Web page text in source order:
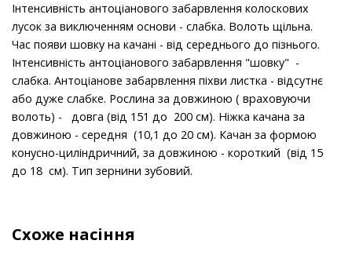
Інтенсивність антоціанового забарвлення колоскових
лусок за виключенням основи - слабка. Волоть щільна.
Час появи шовку на качані - від середнього до пізнього.
Інтенсивність антоціанового забарвлення "шовку" -
слабка. Антоціанове забарвлення піхви листка - відсутнє
або дуже слабке. Рослина за довжиною ( враховуючи
волоть) - довга (від 151 до 200 см). Ніжка качана за
довжиною - середня (10,1 до 20 см). Качан за формою
конусно-циліндричний, за довжиною - короткий (від 15
до 18 см). Тип зернини зубовий.
Схоже насіння